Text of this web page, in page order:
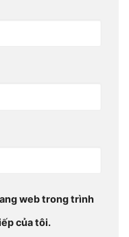
web trong trình
của tôi.